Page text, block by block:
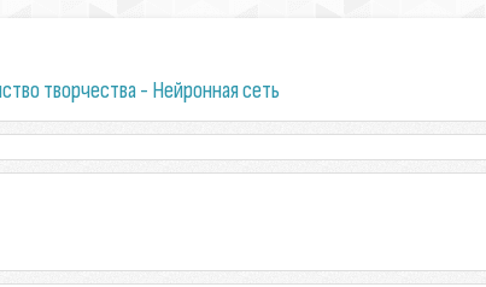
творчества - Нейронная сеть